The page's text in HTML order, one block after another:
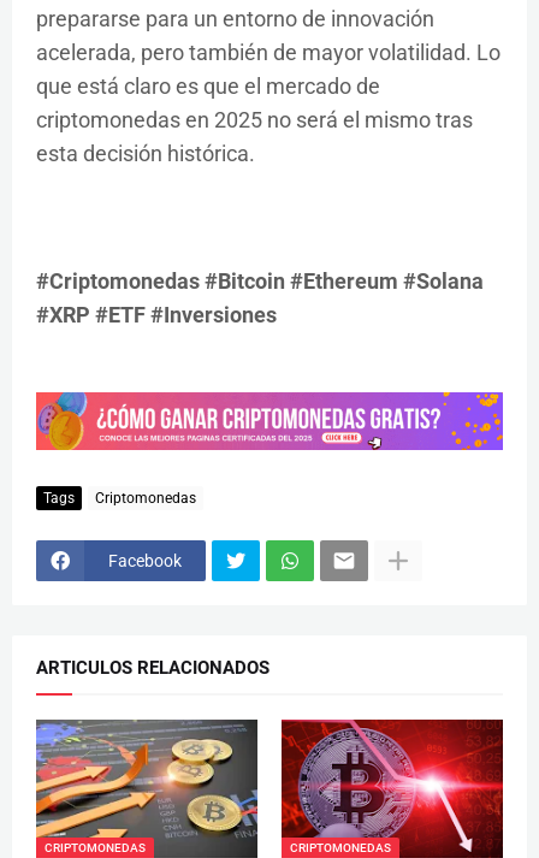
prepararse para un entorno de innovación
acelerada, pero también de mayor volatilidad. Lo
que está claro es que el mercado de
criptomonedas en 2025 no será el mismo tras
esta decisión histórica.
#Criptomonedas #Bitcoin #Ethereum #Solana
#XRP #ETF #Inversiones
Tags Criptomonedas
Facebook
ARTICULOS RELACIONADOS
CRIPTOMONEDAS CRIPTOMONEDAS